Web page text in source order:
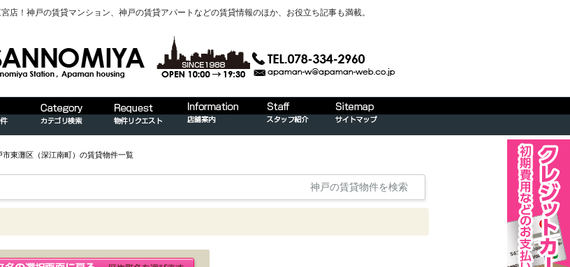
店！神戸の賃貸マンション、神戸の賃貸アパートなどの賃貸情報のほか、お役立ち記事も満載。
市東灘区（深江南町）の賃貸物件一覧
神戸の賃貸物件を検索